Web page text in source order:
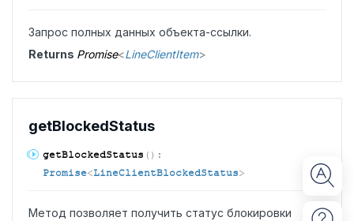
Запрос полных данных объекта-ссылки.
Returns Promise<LineClientItem>
getBlockedStatus
getBlockedStatus ( ) :
Promise<LineClientBlockedStatus>
Метод позволяет получить статус блокировки